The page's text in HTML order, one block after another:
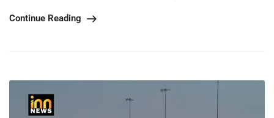
Continue Reading